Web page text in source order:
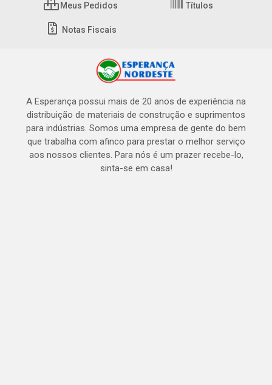
Meus Pedidos Títulos
Notas Fiscais
A Esperança possui mais de 20 anos de experiência na
distribuição de materiais de construção e suprimentos
para indústrias. Somos uma empresa de gente do bem
que trabalha com afinco para prestar o melhor serviço
aos nossos clientes. Para nós é um prazer recebe-lo,
sinta-se em casa!